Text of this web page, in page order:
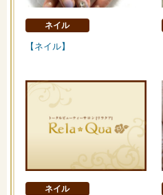
ネイル
【ネイル】
ネイル